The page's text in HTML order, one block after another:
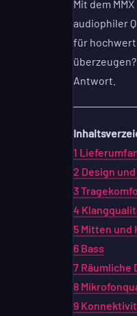
Mit dem
audiophiler
für
Antwort.
1
2 Design
3
4
5 Mitten und
6 Bass
7 Räumliche
8
9